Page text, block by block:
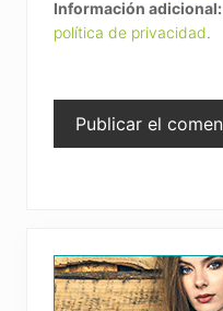
Información adicional:
política de privacidad.
Primary
Sidebar